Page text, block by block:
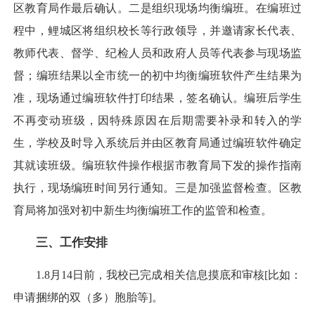
区教育局作最后确认。二是组织现场均衡编班。在编班过
程中，鲤城区将组织校长等行政领导，并邀请家长代表、
教师代表、督学、纪检人员和政府人员等代表参与现场监
督；编班结果以全市统一的初中均衡编班软件产生结果为
准，现场通过编班软件打印结果，签名确认。编班后学生
不再变动班级，因特殊原因在后期需要补录和转入的学
生，学校及时导入系统后并由区教育局通过编班软件确定
其就读班级。编班软件操作根据市教育局下发的操作指南
执行，现场编班时间另行通知。三是加强监督检查。区教
育局将加强对初中新生均衡编班工作的监管和检查。
三、工作安排
1.8月14日前，我校已完成相关信息摸底和审核[比如：
申请捆绑的双（多）胞胎等]。